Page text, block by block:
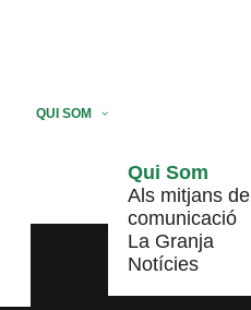
QUI SOM
Qui Som
Als mitjans de
comunicació
La Granja
Notícies